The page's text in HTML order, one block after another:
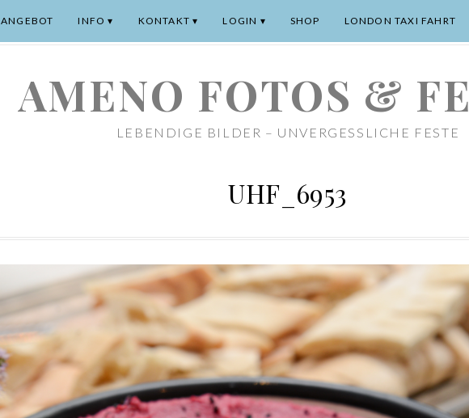
ANGEBOT INFO KONTAKT LOGIN SHOP LONDON TAXI FAHRT
AMENO FOTOS &
LEBENDIGE BILDER – UNVERGESSLICHE FESTE
UHF_6953